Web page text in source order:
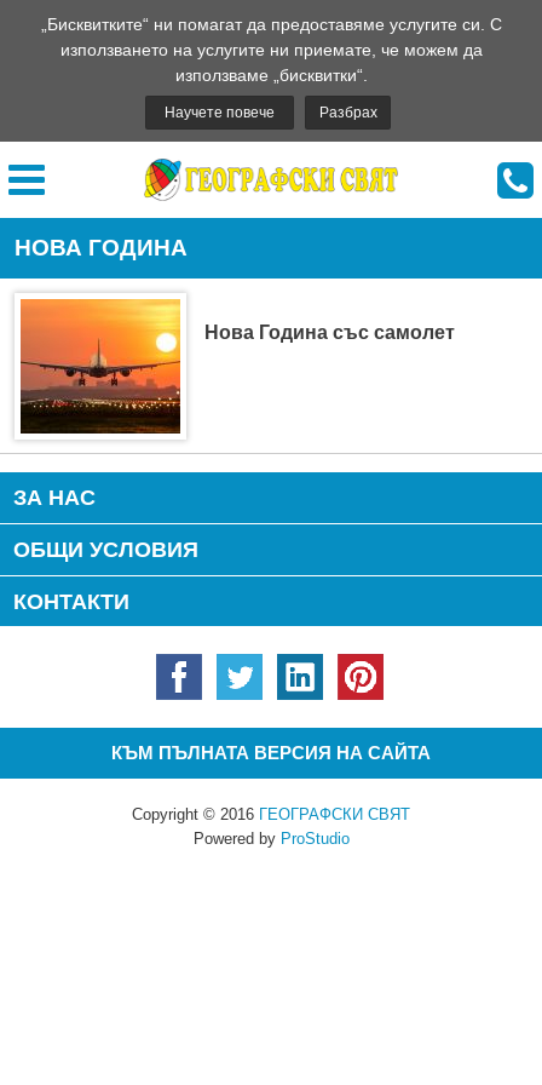
„Бисквитките“ ни помагат да предоставяме услугите си. С
използването на услугите ни приемате, че можем да
използваме „бисквитки“.
Научете повече Разбрах
НОВА ГОДИНА
Нова Година със самолет
ЗА НАС
ОБЩИ УСЛОВИЯ
КОНТАКТИ
КЪМ ПЪЛНАТА ВЕРСИЯ НА САЙТА
Copyright © 2016 ГЕОГРАФСКИ СВЯТ
Powered by ProStudio